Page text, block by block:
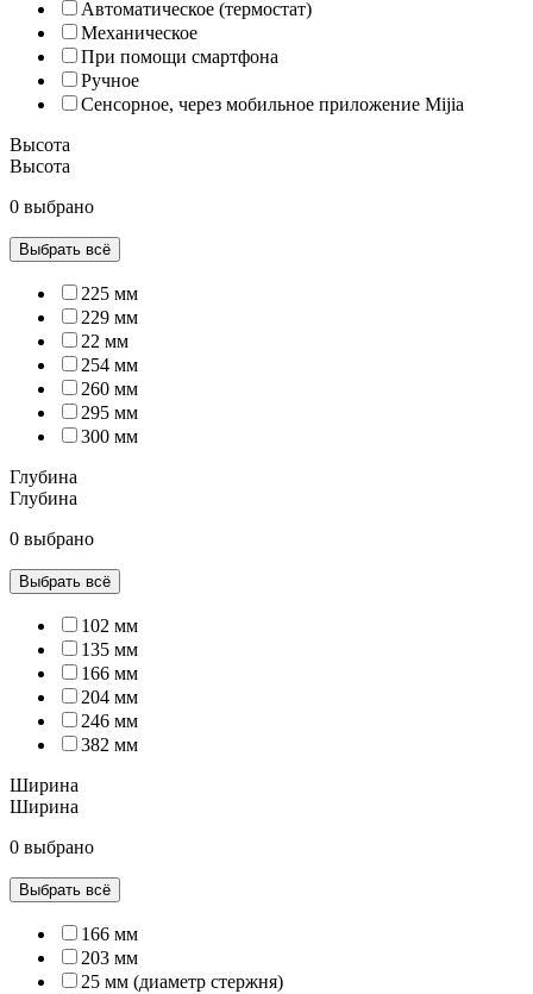
Автоматическое (термостат)
Механическое
При помощи смартфона
Ручное
Сенсорное, через мобильное приложение Mijia
Высота
Высота
0 выбрано
Выбрать всё
225 мм
229 мм
22 мм
254 мм
260 мм
295 мм
300 мм
Глубина
Глубина
0 выбрано
Выбрать всё
102 мм
135 мм
166 мм
204 мм
246 мм
382 мм
Ширина
Ширина
0 выбрано
Выбрать всё
166 мм
203 мм
25 мм (диаметр стержня)